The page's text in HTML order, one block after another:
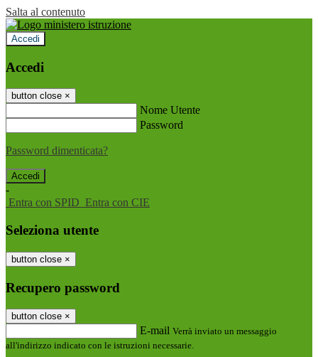
Salta al contenuto
Accedi
Accedi
button close ×
Nome Utente
Password
Password dimenticata?
-
Entra con SPID Entra con CIE
Seleziona utente
button close ×
Recupero password
button close ×
E-mail Verrà inviato un messaggio
all'indirizzo indicato con le istruzioni necessarie.